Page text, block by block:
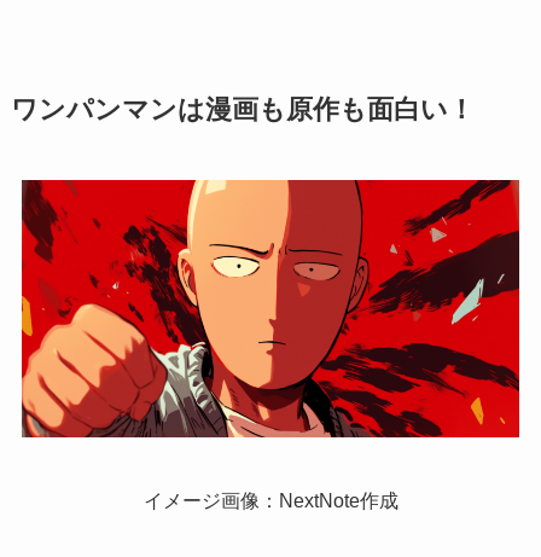
ワンパンマンは漫画も原作も面白い！
イメージ画像：NextNote作成